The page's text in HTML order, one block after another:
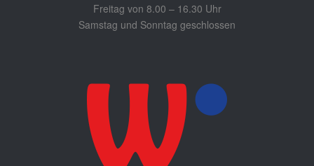
Freitag von 8.00 – 16.30 Uhr
Samstag und Sonntag geschlossen